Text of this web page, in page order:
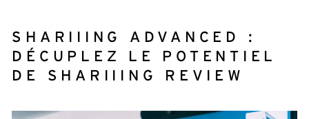
SHARIIING ADVANCED :
DÉCUPLEZ LE POTENTIEL
DE SHARIIING REVIEW